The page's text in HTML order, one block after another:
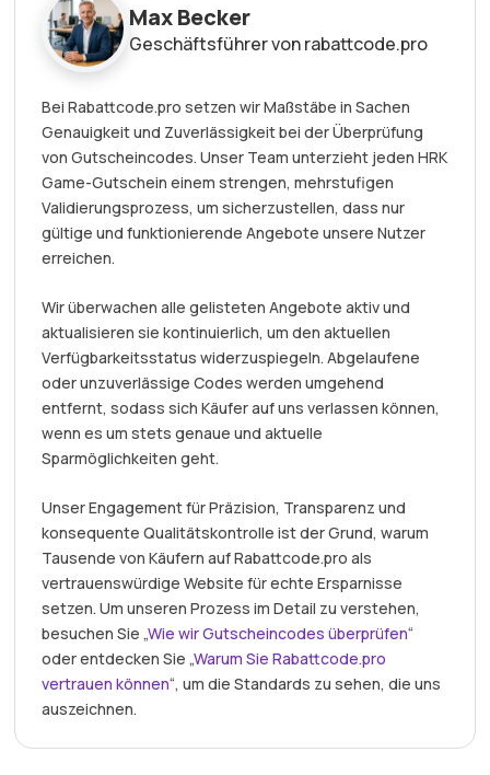
Max Becker
Geschäftsführer von rabattcode.pro
Bei Rabattcode.pro setzen wir Maßstäbe in Sachen
Genauigkeit und Zuverlässigkeit bei der Überprüfung
von Gutscheincodes. Unser Team unterzieht jeden HRK
Game-Gutschein einem strengen, mehrstufigen
Validierungsprozess, um sicherzustellen, dass nur
gültige und funktionierende Angebote unsere Nutzer
erreichen.
Wir überwachen alle gelisteten Angebote aktiv und
aktualisieren sie kontinuierlich, um den aktuellen
Verfügbarkeitsstatus widerzuspiegeln. Abgelaufene
oder unzuverlässige Codes werden umgehend
entfernt, sodass sich Käufer auf uns verlassen können,
wenn es um stets genaue und aktuelle
Sparmöglichkeiten geht.
Unser Engagement für Präzision, Transparenz und
konsequente Qualitätskontrolle ist der Grund, warum
Tausende von Käufern auf Rabattcode.pro als
vertrauenswürdige Website für echte Ersparnisse
setzen. Um unseren Prozess im Detail zu verstehen,
besuchen Sie „Wie wir Gutscheincodes überprüfen“
oder entdecken Sie „Warum Sie Rabattcode.pro
vertrauen können“, um die Standards zu sehen, die uns
auszeichnen.